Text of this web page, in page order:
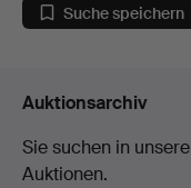
Suche speichern
Auktionsarchiv
Sie suchen in
Auktionen.